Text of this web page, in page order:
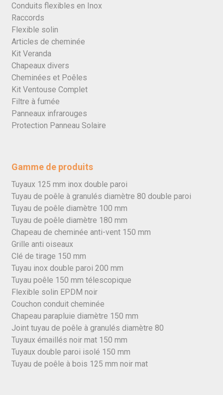
Conduits flexibles en Inox
Raccords
Flexible solin
Articles de cheminée
Kit Veranda
Chapeaux divers
Cheminées et Poêles
Kit Ventouse Complet
Filtre à fumée
Panneaux infrarouges
Protection Panneau Solaire
Gamme de produits
Tuyaux 125 mm inox double paroi
Tuyau de poêle à granulés diamètre 80 double paroi
Tuyau de poêle diamètre 100 mm
Tuyau de poêle diamètre 180 mm
Chapeau de cheminée anti-vent 150 mm
Grille anti oiseaux
Clé de tirage 150 mm
Tuyau inox double paroi 200 mm
Tuyau poêle 150 mm télescopique
Flexible solin EPDM noir
Couchon conduit cheminée
Chapeau parapluie diamètre 150 mm
Joint tuyau de poêle à granulés diamètre 80
Tuyaux émaillés noir mat 150 mm
Tuyaux double paroi isolé 150 mm
Tuyau de poêle à bois 125 mm noir mat